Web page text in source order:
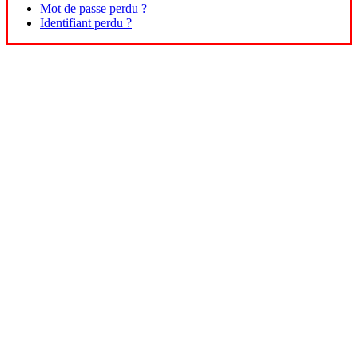
Mot de passe perdu ?
Identifiant perdu ?